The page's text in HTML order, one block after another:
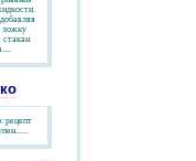
ложку
стакан
рецепт